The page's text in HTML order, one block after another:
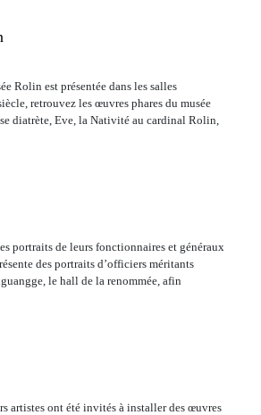
Rolin est présentée dans les salles
retrouvez les œuvres phares du musée
diatrète, Eve, la Nativité au cardinal Rolin,
portraits de leurs fonctionnaires et généraux
des portraits d’officiers méritants
le hall de la renommée, afin
artistes ont été invités à installer des œuvres